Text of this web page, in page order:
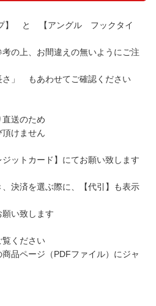
】 と 【アングル フックタイ
の上、お間違えの無いようにご注
」 もあわせてご確認ください
送のため
頂けません
ジットカード】にてお願い致します
決済を選ぶ際に、【代引】も表示
い致します
ください
品ページ（PDFファイル）にジャ